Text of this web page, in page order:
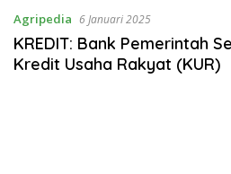
Agripedia 6 Januari 2025
KREDIT: Bank Pemerintah
Kredit Usaha Rakyat (KUR)